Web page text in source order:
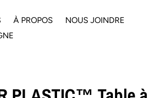
À PROPOS
NOUS JOINDRE